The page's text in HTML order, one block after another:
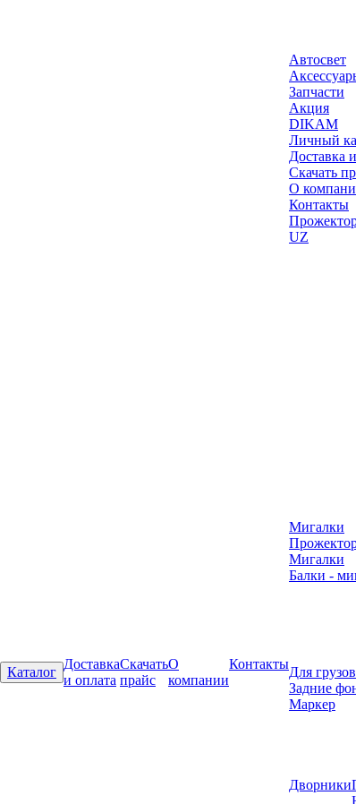
Каталог
Доставка
и оплата
Скачать
прайс
О
компании
Контакты
Автосвет
Запчасти
Акция
DIKAM
Личный
Доставка
Скачать
О
Контакты
UZ
Мигалки
Мигалки
Балки -
Для
Задние
Маркер
Дворники